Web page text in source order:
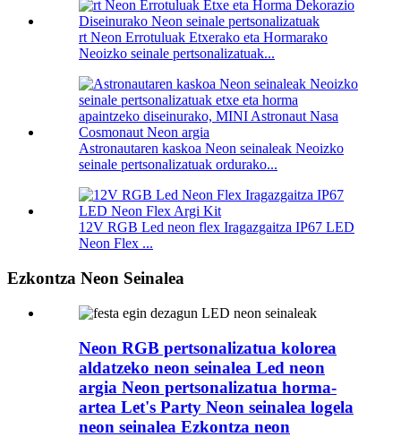
rt Neon Errotuluak Etxerako eta Hormarako
Neoizko seinale pertsonalizatuak...
Astronautaren kaskoa Neon seinaleak Neoizko
seinale pertsonalizatuak ordurako...
12V RGB Led neon flex Iragazgaitza IP67 LED
Neon Flex ...
Ezkontza Neon Seinalea
Neon RGB pertsonalizatua kolorea
aldatzeko neon seinalea Led neon
argia Neon pertsonalizatua horma-
artea Let's Party Neon seinalea logela
neon seinalea Ezkontza neon